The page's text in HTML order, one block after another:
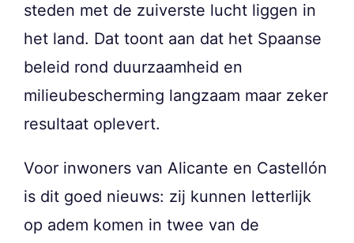
steden met de zuiverste lucht liggen in
het land. Dat toont aan dat het Spaanse
beleid rond duurzaamheid en
milieubescherming langzaam maar zeker
resultaat oplevert.
Voor inwoners van Alicante en Castellón
is dit goed nieuws: zij kunnen letterlijk
op adem komen in twee van de